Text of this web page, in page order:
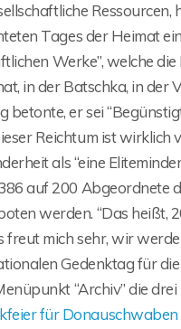
Ressourcen,
Tages der Heimat
Werke”, welche
in der Batschka, in der
er sei
Reichtum ist
als “eine
auf 200
werden. “Das heißt,
mich sehr, wir
Gedenktag für
“Archiv” die
für